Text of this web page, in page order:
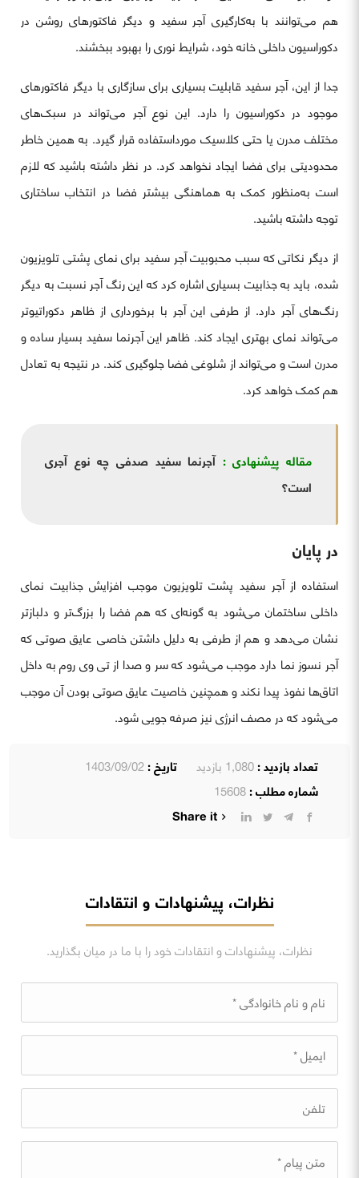
هم می‌توانند با به‌کارگیری آجر سفید و دیگر فاکتورهای روشن در
دکوراسیون داخلی خانه خود، شرایط نوری را بهبود ببخشند.
جدا از این، آجر سفید قابلیت بسیاری برای سازگاری با دیگر فاکتورهای
موجود در دکوراسیون را دارد. این نوع آجر می‌تواند در سبک‌های
مختلف مدرن یا حتی کلاسیک مورداستفاده قرار گیرد. به همین خاطر
محدودیتی برای فضا ایجاد نخواهد کرد. در نظر داشته باشید که لازم
است به‌منظور کمک به هماهنگی بیشتر فضا در انتخاب ساختاری
توجه داشته باشید.
از دیگر نکاتی که سبب محبوبیت آجر سفید برای نمای پشتی تلویزیون
شده، باید به جذابیت بسیاری اشاره کرد که این رنگ آجر نسبت به دیگر
رنگ‌های آجر دارد. از طرفی این آجر با برخورداری از ظاهر دکوراتیوتر
می‌تواند نمای بهتری ایجاد کند. ظاهر این آجرنما سفید بسیار ساده و
مدرن است و می‌تواند از شلوغی فضا جلوگیری کند. در نتیجه به تعادل
هم کمک خواهد کرد.
مقاله پیشنهادی :آجرنما سفید صدفی چه نوع آجری
است؟
در پایان
استفاده از آجر سفید پشت تلویزیون موجب افزایش جذابیت نمای
داخلی ساختمان می‌شود به گونه‌ای که هم فضا را بزرگ‌تر و دلبازتر
نشان می‌دهد و هم از طرفی به دلیل داشتن خاصی عایق صوتی که
آجر نسوز نما دارد موجب می‌شود که سر و صدا از تی وی روم به داخل
اتاق‌ها نفوذ پیدا نکند و همچنین خاصیت عایق صوتی بودن آن موجب
می‌شود که در مصف انرژی نیز صرفه جویی شود.
تعداد بازدید :1,080 بازدید تاریخ :1403/09/02
شماره مطلب :15608
Share it
نظرات، پیشنهادات و انتقادات
نظرات، پیشنهادات و انتقادات خود را با ما در میان بگذارید.